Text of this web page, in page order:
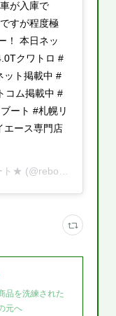
が入庫で
すが程度極
！ 本日ネッ
クワトロ #
ット掲載中 #
コム掲載中 #
ート #札幌リ
エース専門店
ト★ (@reboot.cars) on
品を洗練された
元へ